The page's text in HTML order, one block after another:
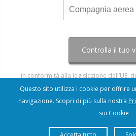
Controlla il tuo
in conformità alla legislazione dell’UE,
Questo sito utilizza i cookie per offrire
navigazione. Scopri di più sulla nostra
sui Cookie